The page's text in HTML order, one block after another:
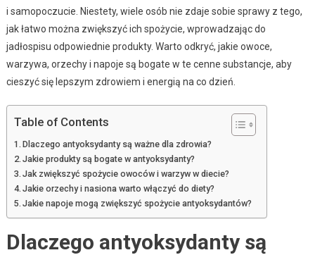
i samopoczucie. Niestety, wiele osób nie zdaje sobie sprawy z tego,
jak łatwo można zwiększyć ich spożycie, wprowadzając do
jadłospisu odpowiednie produkty. Warto odkryć, jakie owoce,
warzywa, orzechy i napoje są bogate w te cenne substancje, aby
cieszyć się lepszym zdrowiem i energią na co dzień.
Table of Contents
Dlaczego antyoksydanty są ważne dla zdrowia?
Jakie produkty są bogate w antyoksydanty?
Jak zwiększyć spożycie owoców i warzyw w diecie?
Jakie orzechy i nasiona warto włączyć do diety?
Jakie napoje mogą zwiększyć spożycie antyoksydantów?
Dlaczego antyoksydanty są